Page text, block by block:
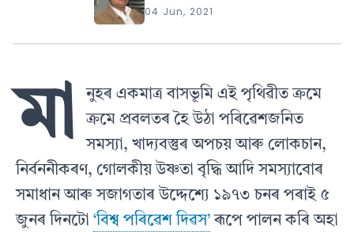
04 Jun, 2021
মা
নুহৰ একমাত্ৰ বাসভূমি এই পৃথিৱীত ক্ৰমে
ক্ৰমে প্ৰবলতৰ হৈ উঠা পৰিৱেশজনিত
সমস্যা, খাদ্যবস্তুৰ অপচয় আৰু লোকচান,
নিৰ্বননীকৰণ, গোলকীয় উষ্ণতা বৃদ্ধি আদি সমস্যাবোৰ
সমাধান আৰু সজাগতাৰ উদ্দেশ‍্যে ১৯৭৩ চনৰ পৰাই ৫
জুনৰ দিনটো ‘বিশ্ব পৰিৱেশ দিৱস’ ৰূপে পালন কৰি অহা